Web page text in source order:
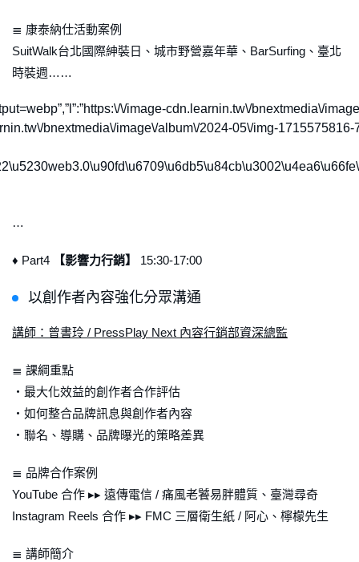
≣ 康泰納仕活動案例
SuitWalk台北國際紳裝日、城市野營嘉年華、BarSurfing、臺北
時裝週……
\/image-cdn.learnin.tw\/
image\/album\/2024-05\/img-
…
♦ Part4 【影響力行銷】 15:30-17:00
以創作者內容強化分眾溝通
講師：曾書玲 / PressPlay Next 內容行銷部資深總監
≣ 課綱重點
・最大化效益的創作者合作評估
・如何整合品牌訊息與創作者內容
・聯名、導購、品牌曝光的策略差異
≣ 品牌合作案例
YouTube 合作 ▸▸ 遠傳電信 / 痛風老饕易胖體質、臺灣尋奇
Instagram Reels 合作 ▸▸ FMC 三層衛生紙 / 阿心、檸檬先生
≣ 講師簡介